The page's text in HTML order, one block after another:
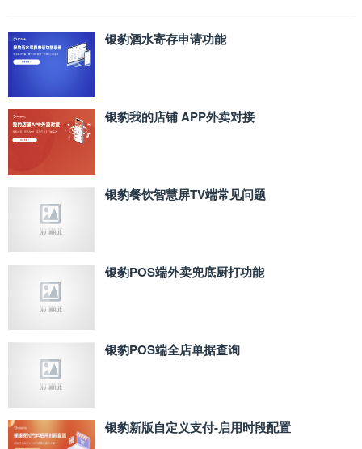
银豹酒水寄存申请功能
银豹我的店铺 APP外卖对接
银豹餐饮智慧屏TV端常见问题
银豹POS端外卖兜底厨打功能
银豹POS端全店单据查询
银豹新版自定义支付‑启用时段配置